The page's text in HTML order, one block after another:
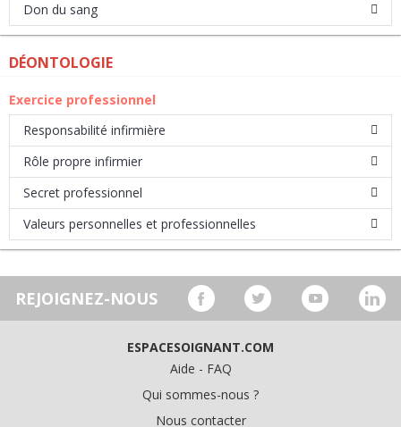
Don du sang
DÉONTOLOGIE
Exercice professionnel
Responsabilité infirmière
Rôle propre infirmier
Secret professionnel
Valeurs personnelles et professionnelles
REJOIGNEZ-NOUS
ESPACESOIGNANT.COM
Aide - FAQ
Qui sommes-nous ?
Nous contacter